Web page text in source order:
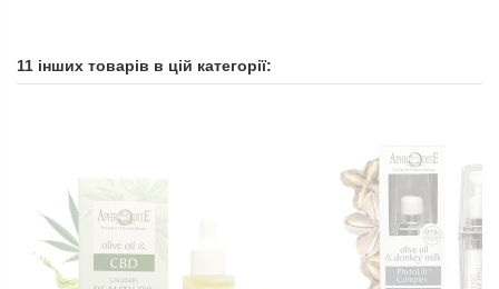
11 інших товарів в цій категорії: